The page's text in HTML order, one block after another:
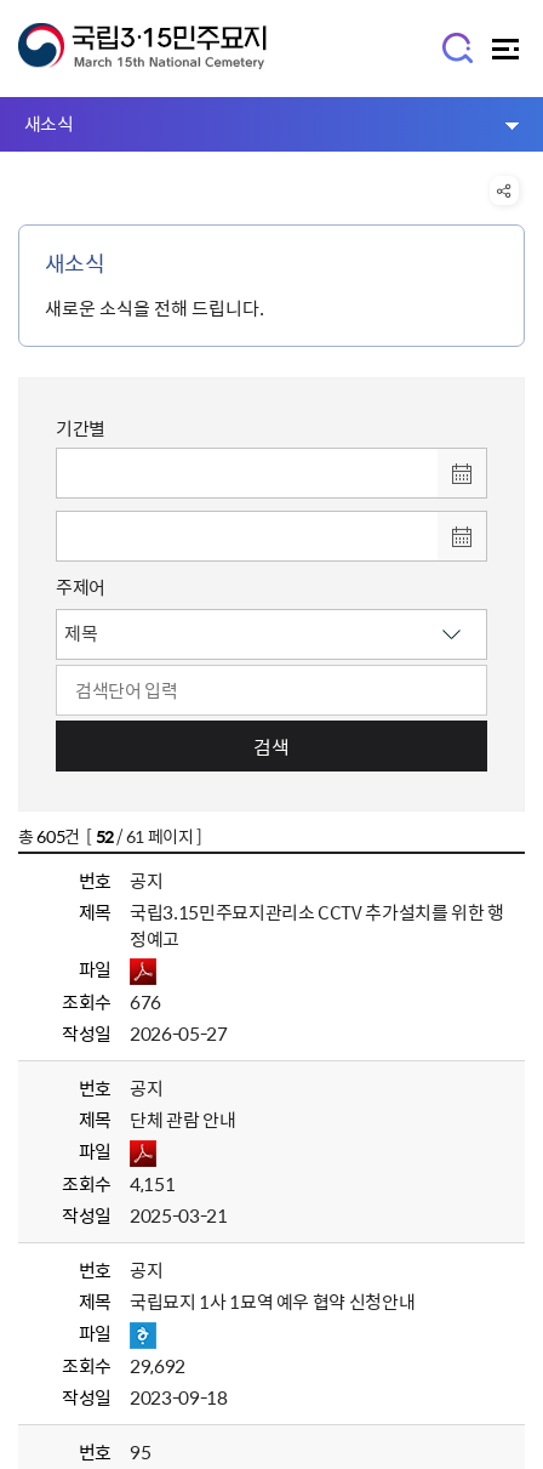
새소식
새소식
새로운 소식을 전해 드립니다.
기간별
주제어
검색
총605건 [52/ 61 페이지 ]
번호
공지
제목
국립3.15민주묘지관리소 CCTV 추가설치를 위한 행
정예고
파일
조회수
676
작성일
2026-05-27
번호
공지
제목
단체 관람 안내
파일
조회수
4,151
작성일
2025-03-21
번호
공지
제목
국립묘지 1사 1묘역 예우 협약 신청안내
파일
조회수
29,692
작성일
2023-09-18
번호
95